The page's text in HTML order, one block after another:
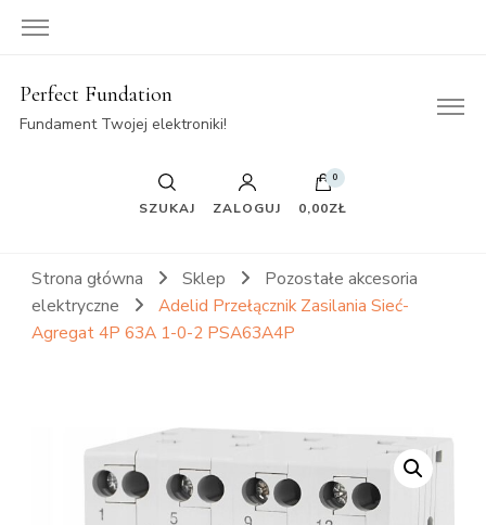
Perfect Fundation
Fundament Twojej elektroniki!
SZUKAJ ZALOGUJ
0
0,00ZŁ
Strona główna Sklep
Pozostałe akcesoria
elektryczne
Adelid Przełącznik Zasilania Sieć-
Agregat 4P 63A 1-0-2 PSA63A4P